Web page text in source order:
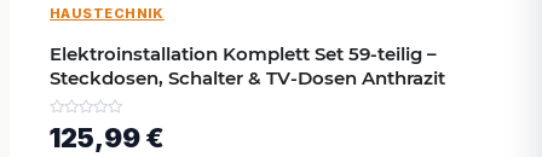
HAUSTECHNIK
Elektroinstallation Komplett Set 59-teilig –
Steckdosen, Schalter & TV-Dosen Anthrazit
125,99 €